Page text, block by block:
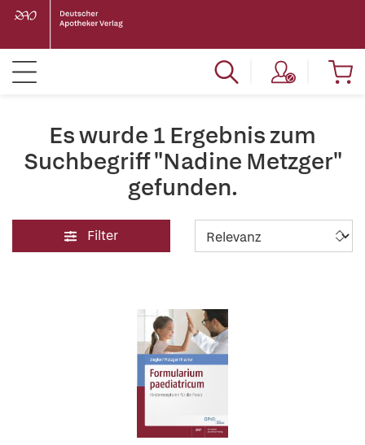
Es wurde 1 Ergebnis zum
Suchbegriff "Nadine Metzger"
gefunden.
Filter